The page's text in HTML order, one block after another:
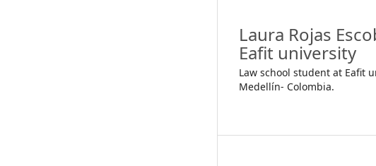
Laura Rojas
Eafit university
Law school student at Eafit
Medellín- Colombia.